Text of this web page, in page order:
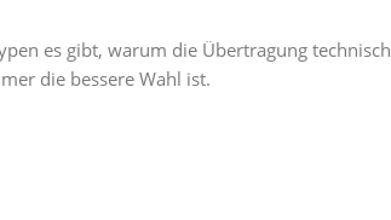
es gibt, warum die Übertragung technisch
die bessere Wahl ist.